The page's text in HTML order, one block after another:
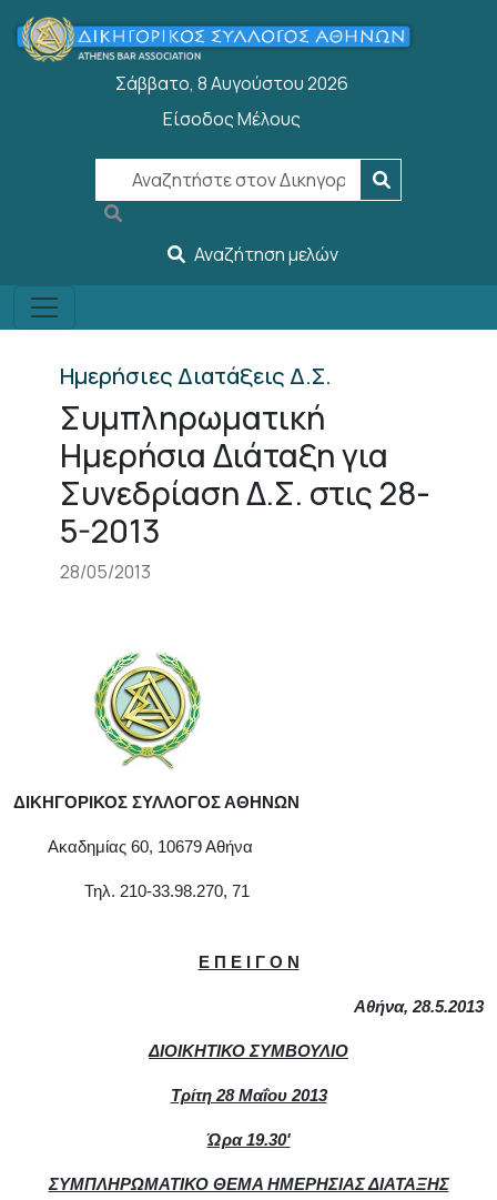
Παράκαμψη προς το κυρίως περιεχόμενο
Σάββατο, 8 Αυγούστου 2026
User account menu
Είσοδος Μέλους
Αναζήτηση μελών
Ημερήσιες Διατάξεις Δ.Σ.
Συμπληρωματική
Ημερήσια Διάταξη για
Συνεδρίαση Δ.Σ. στις 28-
5-2013
28/05/2013
ΔΙΚΗΓΟΡΙΚΟΣ ΣΥΛΛΟΓΟΣ ΑΘΗΝΩΝ
Ακαδημίας 60, 10679 Αθήνα
Τηλ. 210-33.98.270, 71
Ε Π Ε Ι Γ Ο Ν
Αθήνα, 28.5.2013
ΔΙΟΙΚΗΤΙΚΟ ΣΥΜΒΟΥΛΙΟ
Τρίτη 28 Μαΐου 2013
Ώρα 19.30'
ΣΥΜΠΛΗΡΩΜΑΤΙΚΟ ΘΕΜΑ ΗΜΕΡΗΣΙΑΣ ΔΙΑΤΑΞΗΣ